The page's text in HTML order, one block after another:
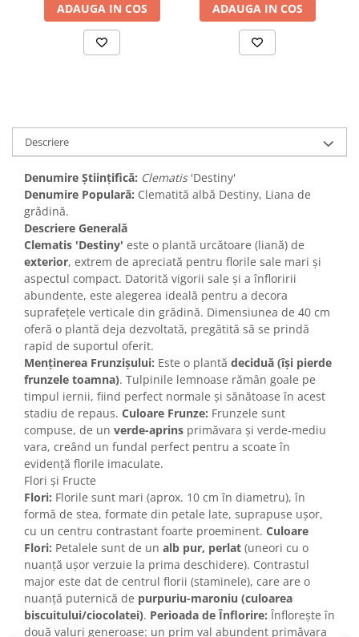
ADAUGA IN COS ADAUGA IN COS
Descriere
Denumire Științifică: Clematis'Destiny'
Denumire Populară: Clematită albă Destiny, Liana de
grădină.
Descriere Generală
Clematis 'Destiny' este o plantă urcătoare (liană) de
exterior, extrem de apreciată pentru florile sale mari și
aspectul compact. Datorită vigorii sale și a înfloririi
abundente, este alegerea ideală pentru a decora
suprafețele verticale din grădină. Dimensiunea de 40 cm
oferă o plantă deja dezvoltată, pregătită să se prindă
rapid de suportul oferit.
Menținerea Frunzișului: Este o plantă deciduă (își pierde
frunzele toamna). Tulpinile lemnoase rămân goale pe
timpul iernii, fiind perfect normale și sănătoase în acest
stadiu de repaus. Culoare Frunze: Frunzele sunt
compuse, de un verde-aprins primăvara și verde-mediu
vara, creând un fundal perfect pentru a scoate în
evidență florile imaculate.
Flori și Fructe
Flori: Florile sunt mari (aprox. 10 cm în diametru), în
formă de stea, formate din petale late, suprapuse ușor,
cu un centru contrastant foarte proeminent. Culoare
Flori: Petalele sunt de un alb pur, perlat (uneori cu o
nuanță ușor verzuie la prima deschidere). Contrastul
major este dat de centrul florii (staminele), care are o
nuanță puternică de purpuriu-maroniu (culoarea
biscuitului/ciocolatei). Perioada de Înflorire: Înflorește în
două valuri generoase: un prim val abundent primăvara